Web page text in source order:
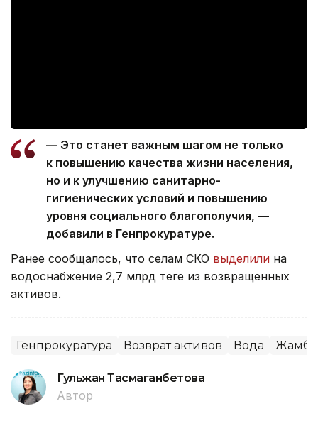
— Это станет важным шагом не только
к повышению качества жизни населения,
но и к улучшению санитарно-
гигиенических условий и повышению
уровня социального благополучия, —
добавили в Генпрокуратуре.
Ранее сообщалось, что селам СКО выделили на
водоснабжение 2,7 млрд теңге из возвращенных
активов.
Генпрокуратура Возврат активов Вода
Гульжан Тасмаганбетова
Автор